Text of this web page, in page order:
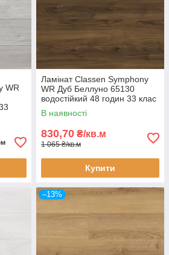
WR
Ламінат Classen Symphony
WR Дуб Беллуно 65130
водостійкий 48 годин 33 клас
AC5 10 мм з фаскою
В наявності
830,70 ₴/кв.м
1 065 ₴/кв.м
Купити
–13%